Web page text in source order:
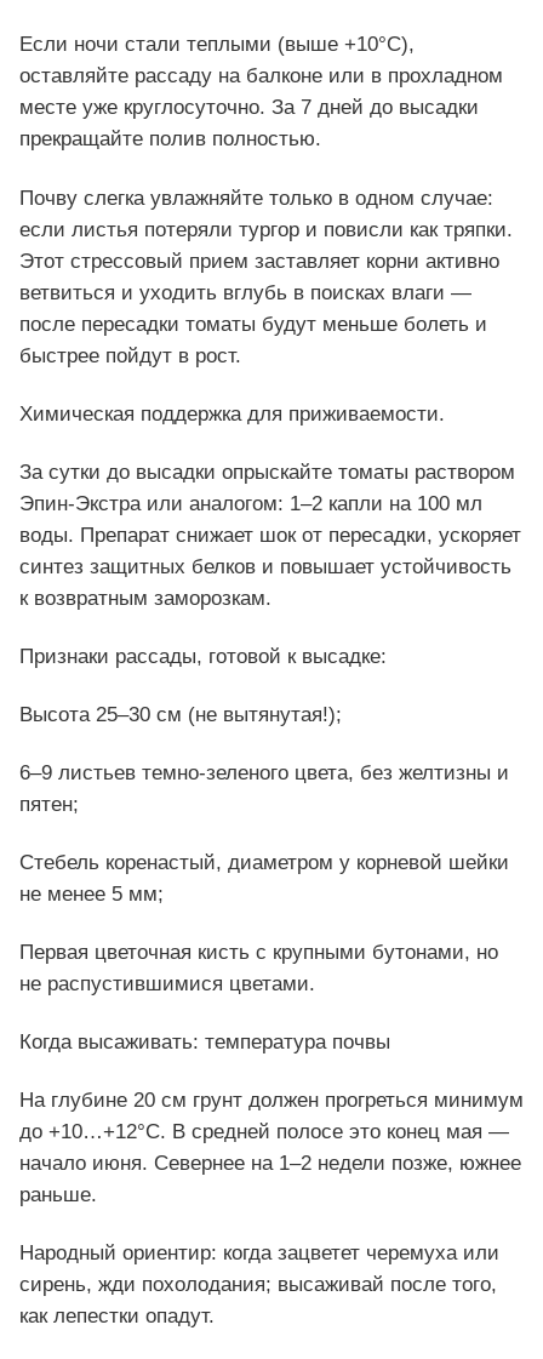
Если ночи стали теплыми (выше +10°C),
оставляйте рассаду на балконе или в прохладном
месте уже круглосуточно. За 7 дней до высадки
прекращайте полив полностью.
Почву слегка увлажняйте только в одном случае:
если листья потеряли тургор и повисли как тряпки.
Этот стрессовый прием заставляет корни активно
ветвиться и уходить вглубь в поисках влаги —
после пересадки томаты будут меньше болеть и
быстрее пойдут в рост.
Химическая поддержка для приживаемости.
За сутки до высадки опрыскайте томаты раствором
Эпин-Экстра или аналогом: 1–2 капли на 100 мл
воды. Препарат снижает шок от пересадки, ускоряет
синтез защитных белков и повышает устойчивость
к возвратным заморозкам.
Признаки рассады, готовой к высадке:
Высота 25–30 см (не вытянутая!);
6–9 листьев темно-зеленого цвета, без желтизны и
пятен;
Стебель коренастый, диаметром у корневой шейки
не менее 5 мм;
Первая цветочная кисть с крупными бутонами, но
не распустившимися цветами.
Когда высаживать: температура почвы
На глубине 20 см грунт должен прогреться минимум
до +10…+12°C. В средней полосе это конец мая —
начало июня. Севернее на 1–2 недели позже, южнее
раньше.
Народный ориентир: когда зацветет черемуха или
сирень, жди похолодания; высаживай после того,
как лепестки опадут.